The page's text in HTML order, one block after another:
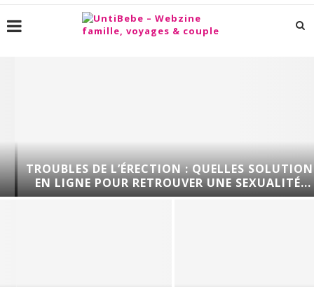
TROUBLES DE L’ÉRECTION : QUELLES SOLUTIONS
EN LIGNE POUR RETROUVER UNE SEXUALITÉ...